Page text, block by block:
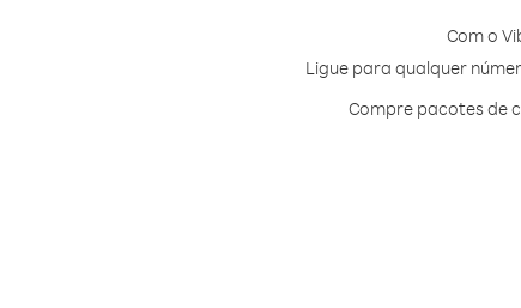
Com o
Ligue para qualquer
Compre pacotes de